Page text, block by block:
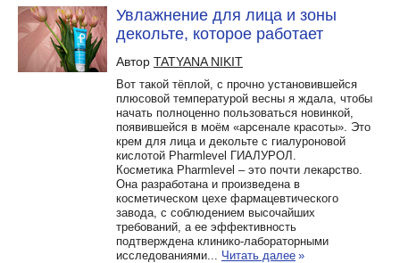
Увлажнение для лица и зоны
декольте, которое работает
Автор TATYANA NIKIT
Вот такой тёплой, с прочно установившейся
плюсовой температурой весны я ждала, чтобы
начать полноценно пользоваться новинкой,
появившейся в моём «арсенале красоты». Это
крем для лица и декольте с гиалуроновой
кислотой Pharmlevel ГИАЛУРОЛ.
Косметика Pharmlevel – это почти лекарство.
Она разработана и произведена в
косметическом цехе фармацевтического
завода, с соблюдением высочайших
требований, а ее эффективность
подтверждена клинико-лабораторными
исследованиями... Читать далее »